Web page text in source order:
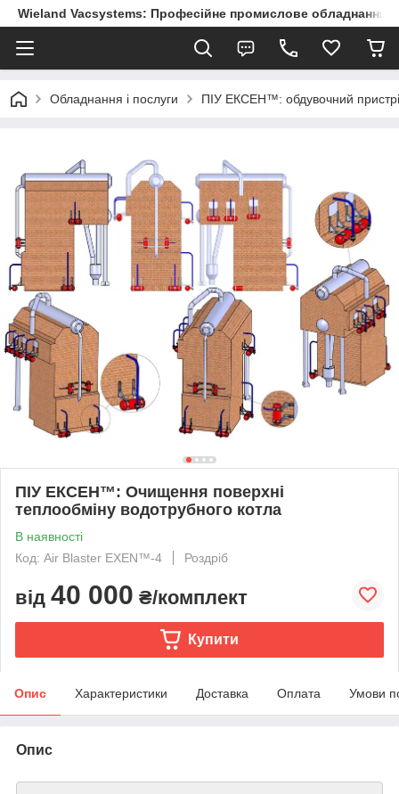
Wieland Vacsystems: Професійне промислове обладнання
Обладнання і послуги ПІУ ЕКСЕН™: обдувочний
ПІУ ЕКСЕН™: Очищення поверхні
теплообміну водотрубного котла
В наявності
Код: Air Blaster EXEN™-4
Роздріб
від 40 000 ₴/комплект
Купити
Опис Характеристики Доставка Оплата Умови
Опис